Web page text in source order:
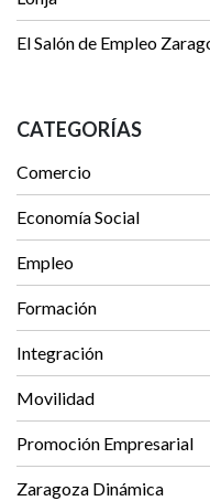
El Salón de Empleo
CATEGORÍAS
Comercio
Economía Social
Empleo
Formación
Integración
Movilidad
Promoción Empresarial
Zaragoza Dinámica